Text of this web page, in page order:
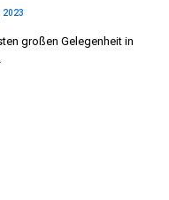
2023
großen Gelegenheit in